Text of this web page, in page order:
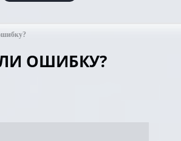
ОШИБКУ?